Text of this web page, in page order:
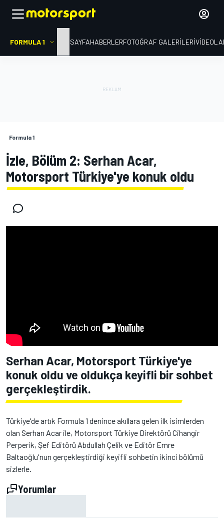
FORMULA 1 ANA SAYFAHABERLERFOTOĞRAF GALERILERI
Formula 1
İzle, Bölüm 2: Serhan Acar,
Motorsport Türkiye'ye konuk oldu
Serhan Acar, Motorsport Türkiye'ye
konuk oldu ve oldukça keyifli bir sohbet
gerçekleştirdik.
Türkiye'de artık Formula 1 denince akıllara gelen ilk isimlerden
olan Serhan Acar ile, Motorsport Türkiye Direktörü Cihangir
Perperik, Şef Editörü Abdullah Çelik ve Editör Emre
Baltaoğlu'nun gerçekleştirdiği keyifli sohbetin ikinci bölümü
sizlerle.
Yorumlar